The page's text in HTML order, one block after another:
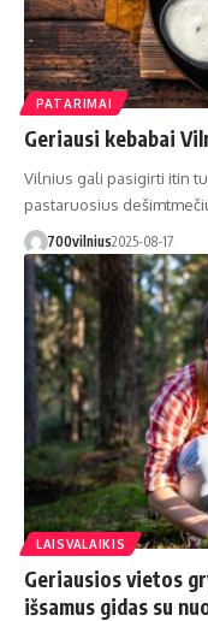
PATARIMAI
Geriausi kebabai
Vilnius gali pasigirti itin
pastaruosius
700vilnius2025-08-17
LAISVALAIKIS
Geriausios vietos
išsamus gidas su